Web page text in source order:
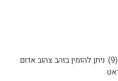
*המחיר לטבעת עד מידה 60 (9). ניתן להזמין בזהב צהוב אדום